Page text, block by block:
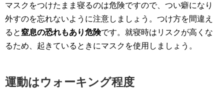
マスクをつけたまま寝るのは危険ですので、つい癖になり
外すのを忘れないように注意しましょう。つけ方を間違え
ると 窒息の恐れもあり危険です。就寝時はリスクが高くな
るため、起きているときにマスクを使用しましょう。
運動はウォーキング程度